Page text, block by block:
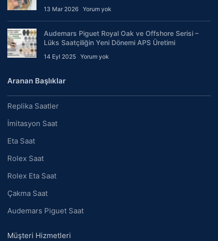
13 Mar 2026 Yorum yok
Audemars Piguet Royal Oak ve Offshore Serisi –
Lüks Saatçiliğin Yeni Dönemi APS Üretimi
14 Eyl 2025 Yorum yok
Aranan Başlıklar
Replika Saatler
İmitasyon Saat
Eta Saat
Rolex Saat
Rolex Eta Saat
Çakma Saat
Audemars Piguet Saat
Müşteri Hizmetleri